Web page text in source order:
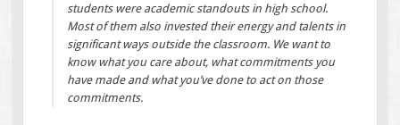
students were academic standouts in high school.
Most of them also invested their energy and talents in
significant ways outside the classroom. We want to
know what you care about, what commitments you
have made and what you’ve done to act on those
commitments.